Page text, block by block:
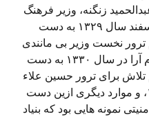
زنگنه، وزیر فرهنگ
وقت در ۲۸ اسفند سال ۱۳۲۹ به دست
ترور نخست وزیر بی مانندی
مانند علی رزم آرا در سال ۱۳۳۰ به دست
تلاش برای ترور حسین علاء
در سال ١٣٣٤، و موارد دیگری ازین دست
نمونه هایی بود که بنیاد